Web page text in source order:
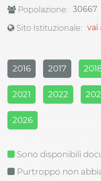
Popolazione: 30667
Sito Istituzionale: vai
2016 2017
2021 2022
2026
Sono disponibili
Purtroppo non